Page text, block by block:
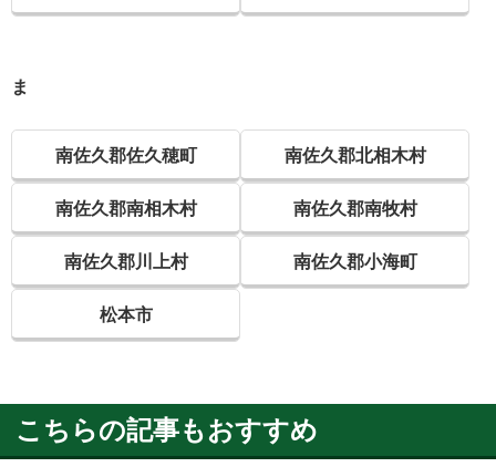
ま
南佐久郡佐久穂町 南佐久郡北相木村
南佐久郡南相木村 南佐久郡南牧村
南佐久郡川上村 南佐久郡小海町
松本市
こちらの記事もおすすめ